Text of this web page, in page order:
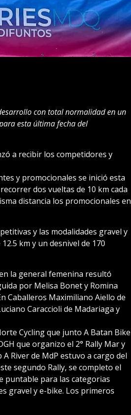
con total normalidad en un
esta última fecha del
a recibir los competidores y
y promocionales se inició esta
dos vueltas de 10 km cada
distancia los promocionales en
y las modalidades gravel y
km y un desnivel de 170
la general femenina resultó
por Melisa Bonet y Romina
Caballeros Maximiliano Aiello de
Caraccioli de Madariaga y
Cycling que junto A Batan Bike
que organizo el 2° Rally Mar y
River de MdP estuvo a cargo del
segundo Rally, se completo el
puntable para las categorias
gravel y e-bike. Los primeros